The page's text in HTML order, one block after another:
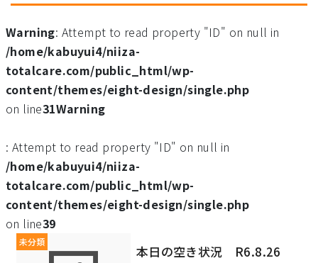
Warning: Attempt to read property "ID" on null in
/home/kabuyui4/niiza-
totalcare.com/public_html/wp-
content/themes/eight-design/single.php
on line31Warning
: Attempt to read property "ID" on null in
/home/kabuyui4/niiza-
totalcare.com/public_html/wp-
content/themes/eight-design/single.php
on line39
未分類
本日の空き状況 R6.8.26